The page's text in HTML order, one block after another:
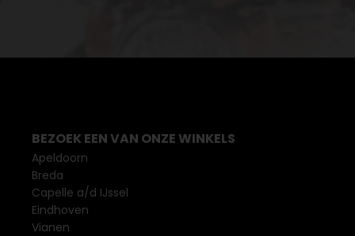
BEZOEK EEN VAN ONZE WINKELS
Apeldoorn
Breda
Capelle a/d IJssel
Eindhoven
Vianen